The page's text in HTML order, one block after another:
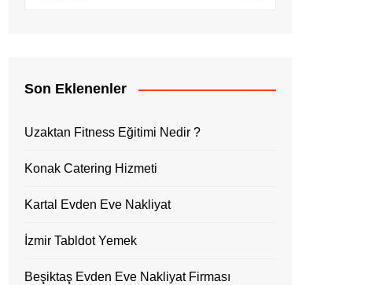
Son Eklenenler
Uzaktan Fitness Eğitimi Nedir ?
Konak Catering Hizmeti
Kartal Evden Eve Nakliyat
İzmir Tabldot Yemek
Beşiktaş Evden Eve Nakliyat Firması